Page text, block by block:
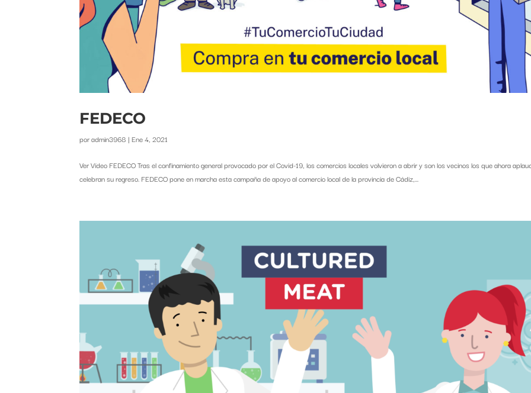
FEDECO
poradmin3968 |Ene 4, 2021
Ver Vídeo FEDECO Tras el confinamiento general provocado por el Covid-19, los comercios locales volvieron a abrir y son los vecinos los que ahora
celebran su regreso. FEDECO pone en marcha esta campaña de apoyo al comercio local de la provincia de Cádiz,...